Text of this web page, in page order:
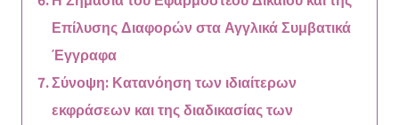
Επίλυσης Διαφορών στα Αγγλικά Συμβατικά
Έγγραφα
Σύνοψη: Κατανόηση των ιδιαίτερων
εκφράσεων και της διαδικασίας των